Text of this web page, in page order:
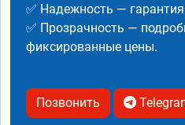
✅ Надежность —
✅ Прозрачность —
фиксированные цены.
Позвонить